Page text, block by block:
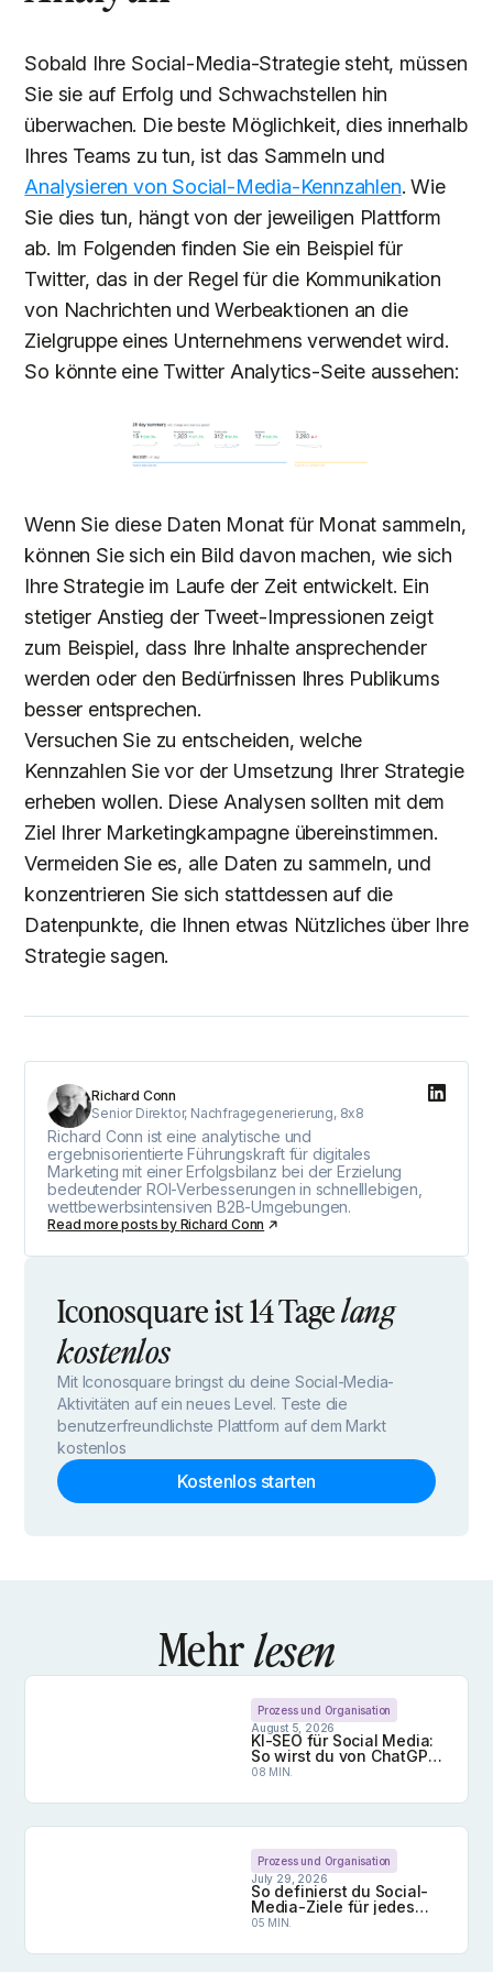
Sobald Ihre Social-Media-Strategie steht, müssen
Sie sie auf Erfolg und Schwachstellen hin
überwachen. Die beste Möglichkeit, dies innerhalb
Ihres Teams zu tun, ist das Sammeln und
Analysieren von Social-Media-Kennzahlen. Wie
Sie dies tun, hängt von der jeweiligen Plattform
ab. Im Folgenden finden Sie ein Beispiel für
Twitter, das in der Regel für die Kommunikation
von Nachrichten und Werbeaktionen an die
Zielgruppe eines Unternehmens verwendet wird.
So könnte eine Twitter Analytics-Seite aussehen:
Wenn Sie diese Daten Monat für Monat sammeln,
können Sie sich ein Bild davon machen, wie sich
Ihre Strategie im Laufe der Zeit entwickelt. Ein
stetiger Anstieg der Tweet-Impressionen zeigt
zum Beispiel, dass Ihre Inhalte ansprechender
werden oder den Bedürfnissen Ihres Publikums
besser entsprechen.
Versuchen Sie zu entscheiden, welche
Kennzahlen Sie vor der Umsetzung Ihrer Strategie
erheben wollen. Diese Analysen sollten mit dem
Ziel Ihrer Marketingkampagne übereinstimmen.
Vermeiden Sie es, alle Daten zu sammeln, und
konzentrieren Sie sich stattdessen auf die
Datenpunkte, die Ihnen etwas Nützliches über Ihre
Strategie sagen.
Richard Conn
Senior Direktor, Nachfragegenerierung, 8x8
Richard Conn ist eine analytische und
ergebnisorientierte Führungskraft für digitales
Marketing mit einer Erfolgsbilanz bei der Erzielung
bedeutender ROI-Verbesserungen in schnelllebigen,
wettbewerbsintensiven B2B-Umgebungen.
Read more posts by Richard Conn
Iconosquare ist 14 Tagelang
kostenlos
Mit Iconosquare bringst du deine Social-Media-
Aktivitäten auf ein neues Level. Teste die
benutzerfreundlichste Plattform auf dem Markt
kostenlos
Kostenlos starten
Mehrlesen
Prozess und Organisation
August 5, 2026
KI-SEO für Social Media:
So wirst du von ChatGPT
und Co. zitiert
08 MIN.
Prozess und Organisation
July 29, 2026
So definierst du Social-
Media-Ziele für jedes
Profil, das du betreust
05 MIN.